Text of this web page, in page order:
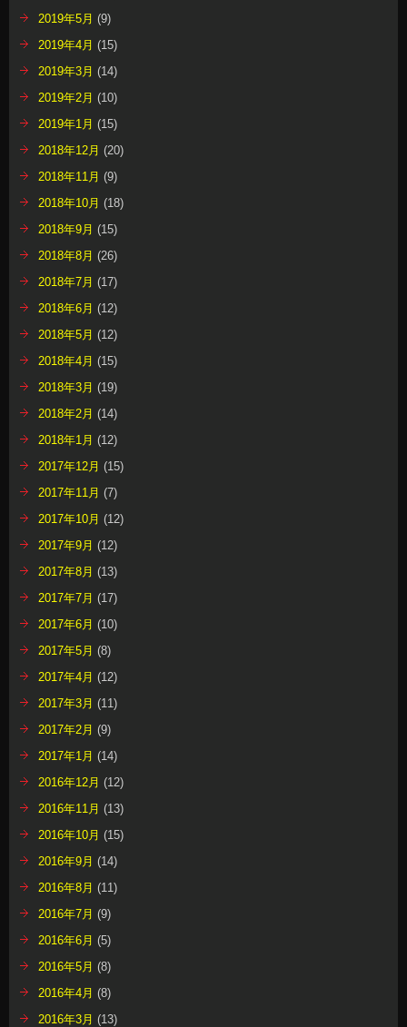
2019年5月 (9)
2019年4月 (15)
2019年3月 (14)
2019年2月 (10)
2019年1月 (15)
2018年12月 (20)
2018年11月 (9)
2018年10月 (18)
2018年9月 (15)
2018年8月 (26)
2018年7月 (17)
2018年6月 (12)
2018年5月 (12)
2018年4月 (15)
2018年3月 (19)
2018年2月 (14)
2018年1月 (12)
2017年12月 (15)
2017年11月 (7)
2017年10月 (12)
2017年9月 (12)
2017年8月 (13)
2017年7月 (17)
2017年6月 (10)
2017年5月 (8)
2017年4月 (12)
2017年3月 (11)
2017年2月 (9)
2017年1月 (14)
2016年12月 (12)
2016年11月 (13)
2016年10月 (15)
2016年9月 (14)
2016年8月 (11)
2016年7月 (9)
2016年6月 (5)
2016年5月 (8)
2016年4月 (8)
2016年3月 (13)